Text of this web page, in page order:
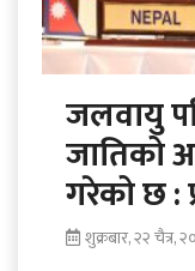
जलवायु
जातिको
गरेको छ :
शुक्रबार, २२ चैत्र,